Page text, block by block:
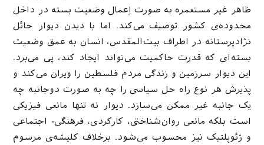
ظاهر غیر مستعمره به صورت اِعمال وضعیت بسته در داخل
محدوده‌ی کشور توصیف می‌کند. اما با دیدن دیوار حائل
نژادپرستانه در اطراف بیت‌المقدس، انسان به عمق وضعیت
بسته‌ای که قدرت حاکمیت می‌تواند ایجاد کند، پی می‌برد.
این دیوار سرزمین و زندگی مردم فلسطین را ویران می‌کند و
پذیرش هر نوع راه حل سیاسی را چه به صورت دوجانبه چه
یک جانبه غیر ممکن می‌سازد. دیوار نه تنها مانعی فیزیکی
است بلکه مانعی روان‌شناختی، کارکردی، فرهنگی- اجتماعی
و ژئوپلتیک نیز محسوب می‌شود. برخلاف کلیشه‌ی مرسوم